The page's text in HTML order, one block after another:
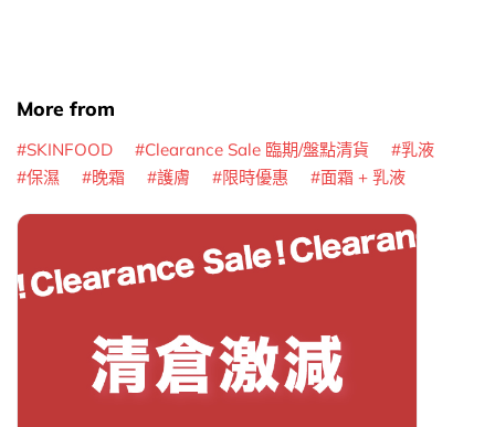
More from
SKINFOOD Clearance Sale 臨期/盤點清貨
乳液
保濕
晚霜 護膚 限時優惠 面霜 + 乳液